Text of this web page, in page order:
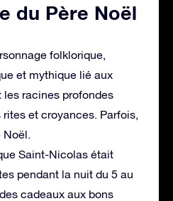
du Père Noël
folklorique,
et mythique lié aux
racines profondes
et croyances. Parfois,
Noël.
Saint-Nicolas était
pendant la nuit du 5 au
cadeaux aux bons